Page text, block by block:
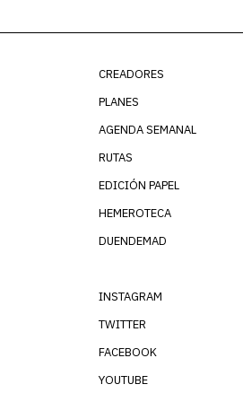
CREADORES
PLANES
AGENDA SEMANAL
RUTAS
EDICIÓN PAPEL
HEMEROTECA
DUENDEMAD
INSTAGRAM
TWITTER
FACEBOOK
YOUTUBE